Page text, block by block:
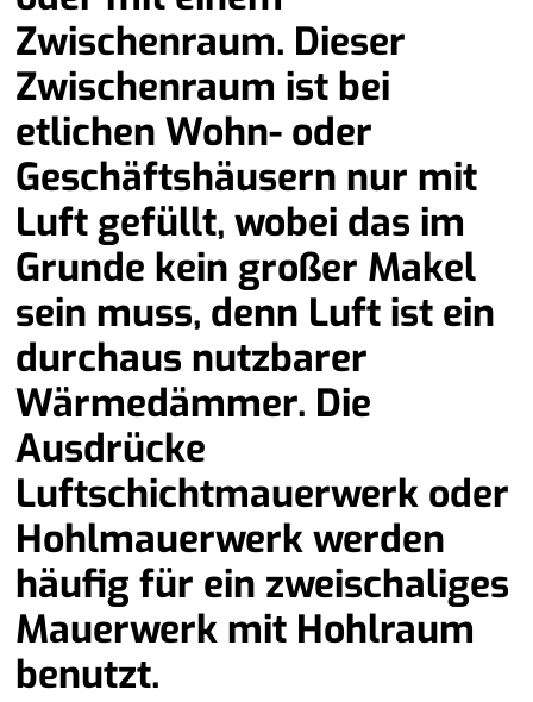
Zwischenraum. Dieser
Zwischenraum ist bei
etlichen Wohn- oder
Geschäftshäusern nur mit
Luft gefüllt, wobei das im
Grunde kein großer Makel
sein muss, denn Luft ist ein
durchaus nutzbarer
Wärmedämmer. Die
Ausdrücke
Luftschichtmauerwerk oder
Hohlmauerwerk werden
häufig für ein zweischaliges
Mauerwerk mit Hohlraum
benutzt.